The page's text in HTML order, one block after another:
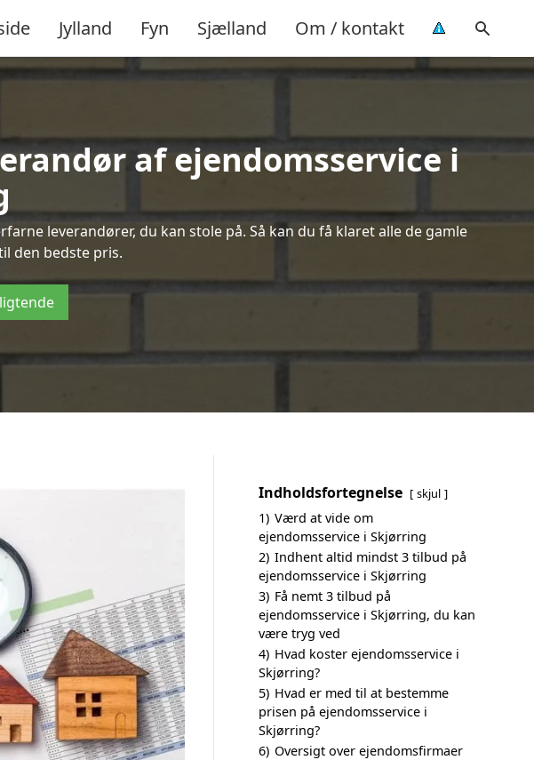
Jylland Fyn Sjælland Om / kontakt
af ejendomsservice i
leverandører, du kan stole på. Så kan du få klaret alle de gamle
den bedste pris.
Indholdsfortegnelse skjul
1) Værd at vide om
ejendomsservice i Skjørring
2) Indhent altid mindst 3 tilbud på
ejendomsservice i Skjørring
3) Få nemt 3 tilbud på
ejendomsservice i Skjørring, du kan
være tryg ved
4) Hvad koster ejendomsservice i
Skjørring?
5) Hvad er med til at bestemme
prisen på ejendomsservice i
Skjørring?
6) Oversigt over ejendomsfirmaer